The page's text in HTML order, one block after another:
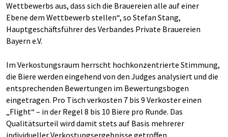
Wettbewerbs aus, dass sich die Brauereien alle auf einer
Ebene dem Wettbewerb stellen“, so Stefan Stang,
Hauptgeschäftsführer des Verbandes Private Brauereien
Bayern e.V.
Im Verkostungsraum herrscht hochkonzentrierte Stimmung,
die Biere werden eingehend von den Judges analysiert und die
entsprechenden Bewertungen im Bewertungsbogen
eingetragen. Pro Tisch verkosten 7 bis 9 Verkoster einen
„Flight“ – in der Regel 8 bis 10 Biere pro Runde. Das
Qualitätsurteil wird damit stets auf Basis mehrerer
individueller Verkostungsergebnisse getroffen.